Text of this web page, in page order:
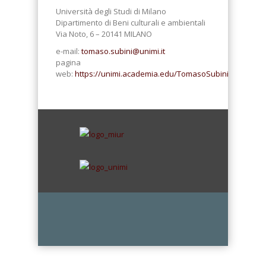
Università degli Studi di Milano
Dipartimento di Beni culturali e ambientali
Via Noto, 6 – 20141 MILANO
e-mail: tomaso.subini@unimi.it
pagina
web: https://unimi.academia.edu/TomasoSubini